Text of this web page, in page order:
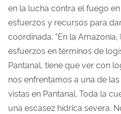
en la lucha contra el fuego
esfuerzos y recursos para
coordinada. "En la
esfuerzos en términos de
Pantanal, tiene que ver con
nos enfrentamos a una de
vistas en Pantanal. Toda la
una escasez hídrica severa.